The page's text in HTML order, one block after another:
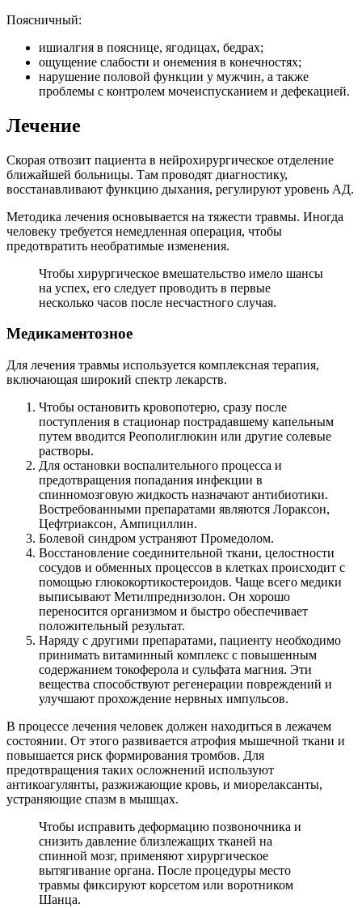
Поясничный:
ишиалгия в пояснице, ягодицах, бедрах;
ощущение слабости и онемения в конечностях;
нарушение половой функции у мужчин, а также
проблемы с контролем мочеиспусканием и дефекацией.
Лечение
Скорая отвозит пациента в нейрохирургическое отделение
ближайшей больницы. Там проводят диагностику,
восстанавливают функцию дыхания, регулируют уровень АД.
Методика лечения основывается на тяжести травмы. Иногда
человеку требуется немедленная операция, чтобы
предотвратить необратимые изменения.
Чтобы хирургическое вмешательство имело шансы
на успех, его следует проводить в первые
несколько часов после несчастного случая.
Медикаментозное
Для лечения травмы используется комплексная терапия,
включающая широкий спектр лекарств.
Чтобы остановить кровопотерю, сразу после
поступления в стационар пострадавшему капельным
путем вводится Реополиглюкин или другие солевые
растворы.
Для остановки воспалительного процесса и
предотвращения попадания инфекции в
спинномозговую жидкость назначают антибиотики.
Востребованными препаратами являются Лораксон,
Цефтриаксон, Ампициллин.
Болевой синдром устраняют Промедолом.
Восстановление соединительной ткани, целостности
сосудов и обменных процессов в клетках происходит с
помощью глюкокортикостероидов. Чаще всего медики
выписывают Метилпреднизолон. Он хорошо
переносится организмом и быстро обеспечивает
положительный результат.
Наряду с другими препаратами, пациенту необходимо
принимать витаминный комплекс с повышенным
содержанием токоферола и сульфата магния. Эти
вещества способствуют регенерации повреждений и
улучшают прохождение нервных импульсов.
В процессе лечения человек должен находиться в лежачем
состоянии. От этого развивается атрофия мышечной ткани и
повышается риск формирования тромбов. Для
предотвращения таких осложнений используют
антикоагулянты, разжижающие кровь, и миорелаксанты,
устраняющие спазм в мышцах.
Чтобы исправить деформацию позвоночника и
снизить давление близлежащих тканей на
спинной мозг, применяют хирургическое
вытягивание органа. После процедуры место
травмы фиксируют корсетом или воротником
Шанца.